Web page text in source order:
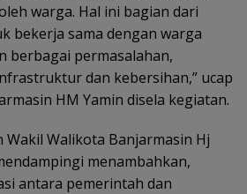
warga. Hal ini bagian dari
bekerja sama dengan warga
berbagai permasalahan,
dan kebersihan,” ucap
HM Yamin disela kegiatan.
Wakil Walikota Banjarmasin Hj
menambahkan,
antara pemerintah dan